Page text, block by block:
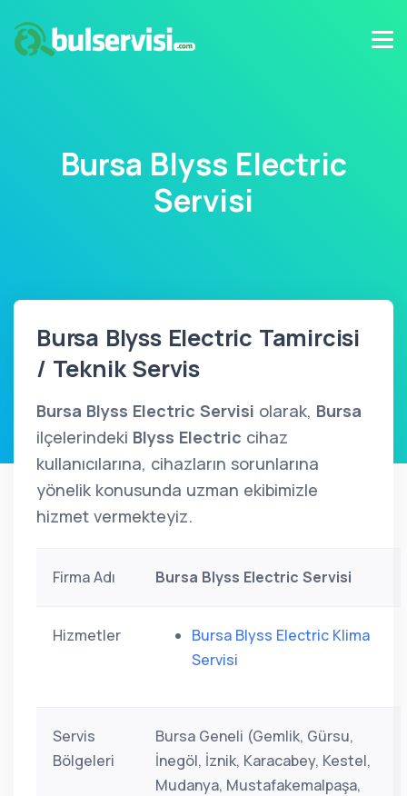
Bursa Blyss Electric
Servisi
Bursa Blyss Electric Tamircisi
/ Teknik Servis
Bursa Blyss Electric Servisi olarak, Bursa
ilçelerindeki Blyss Electric cihaz
kullanıcılarına, cihazların sorunlarına
yönelik konusunda uzman ekibimizle
hizmet vermekteyiz.
Firma Adı Bursa Blyss Electric Servisi
Hizmetler
Bursa Blyss Electric Klima
Servisi
Servis
Bölgeleri
Bursa Geneli (Gemlik, Gürsu,
İnegöl, İznik, Karacabey, Kestel,
Mudanya, Mustafakemalpaşa,